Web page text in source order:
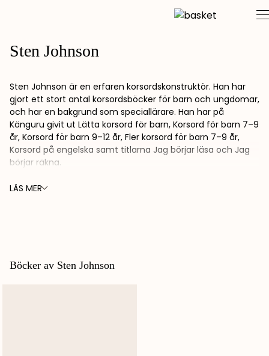
Sten Johnson
Sten Johnson är en erfaren korsordskonstruktör. Han har
gjort ett stort antal korsordsböcker för barn och ungdomar,
och har en bakgrund som speciallärare. Han har på
Känguru givit ut Lätta korsord för barn, Korsord för barn 7–9
år, Korsord för barn 9–12 år, Fler korsord för barn 7–9 år,
Korsord på engelska samt titlarna Jag börjar läsa och Jag
börjar räkna.
LÄS MER
Böcker av Sten Johnson